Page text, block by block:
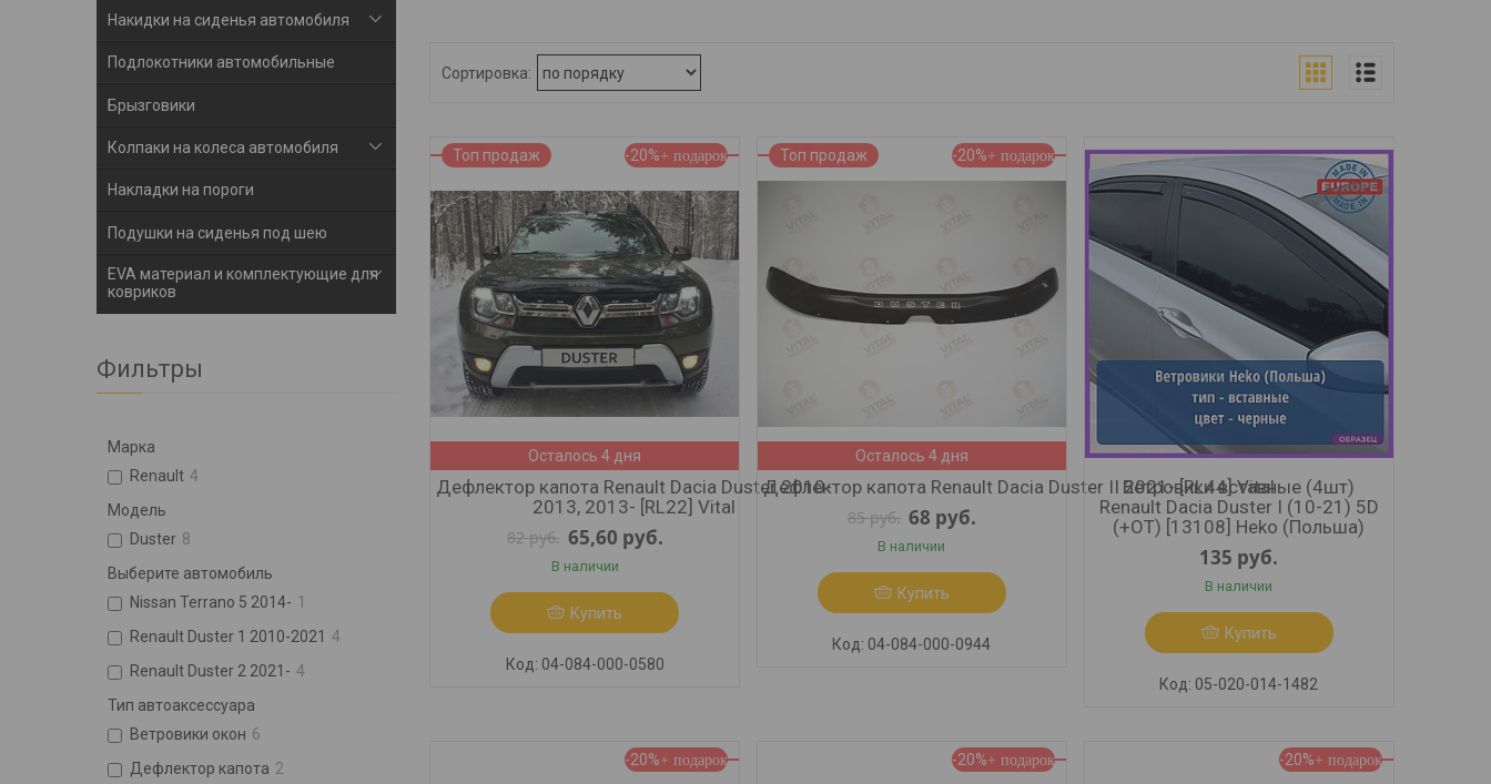
Топ продаж -20%
Осталось 4 дня
Дефлектор капота Renault Dacia Duster 2010-
2013, 2013- [RL22] Vital
82руб. 65,60 руб.
В наличии
Купить
04-084-000-0580
Топ продаж -20%
Осталось 4 дня
Дефлектор капота Renault Dacia Duster II 2021- [RL44] Vital
85руб. 68 руб.
В наличии
Купить
04-084-000-0944
Ветровики вставные (4шт)
Renault Dacia Duster I (10-21) 5D
(+OT) [13108] Heko (Польша)
135 руб.
В наличии
Купить
05-020-014-1482
-20% -20% -20%
Накидки на сиденья автомобиля
Подлокотники автомобильные
Брызговики
Колпаки на колеса автомобиля
Накладки на пороги
Подушки на сиденья под шею
EVA материал и комплектующие для
ковриков
Фильтры
Марка
Renault 4
Модель
Duster 8
Выберите автомобиль
Nissan Terrano 5 2014- 1
Renault Duster 1 2010-2021 4
Renault Duster 2 2021- 4
Тип автоаксессуара
Ветровики окон 6
Дефлектор капота 2